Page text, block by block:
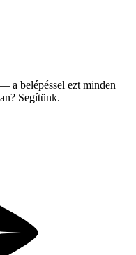
a belépéssel ezt minden
Segítünk.